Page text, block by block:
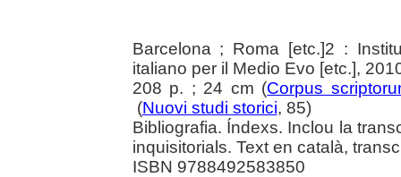
Barcelona ; Roma [etc.]2 :
italiano per il Medio Evo [etc.],
208 p. ; 24 cm (Corpus
(Nuovi studi storici, 85)
Bibliografia. Índexs. Inclou la
inquisitorials. Text en català,
ISBN 9788492583850